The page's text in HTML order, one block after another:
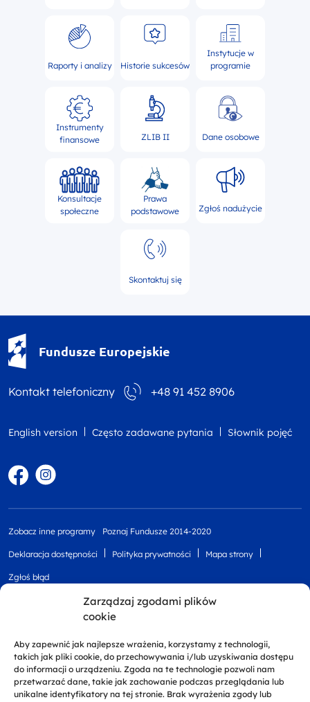
Zarządzaj zgodami plików
cookie
Aby zapewnić jak najlepsze wrażenia, korzystamy z technologii,
takich jak pliki cookie, do przechowywania i/lub uzyskiwania dostępu
do informacji o urządzeniu. Zgoda na te technologie pozwoli nam
przetwarzać dane, takie jak zachowanie podczas przeglądania lub
unikalne identyfikatory na tej stronie. Brak wyrażenia zgody lub
Raporty i analizy Historie sukcesów
Instytucje w
programie
Instrumenty
finansowe
ZLIB II Dane osobowe
Konsultacje
społeczne
Prawa
podstawowe
Zgłoś nadużycie
Skontaktuj się
Fundusze Europejskie
Kontakt telefoniczny +48 91 452 8906
English version Często zadawane pytania Słownik pojęć
FacebookInstagram
Zobacz inne programy Poznaj Fundusze 2014-2020
Deklaracja dostępności Polityka prywatności Mapa strony
Zgłoś błąd